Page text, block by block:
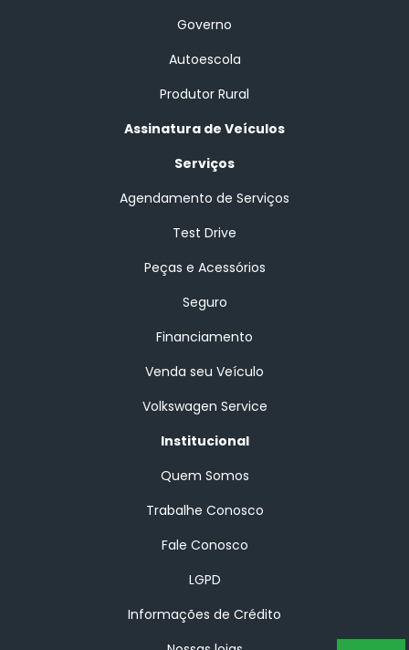
Governo
Autoescola
Produtor Rural
Assinatura de Veículos
Serviços
Agendamento de Serviços
Test Drive
Peças e Acessórios
Seguro
Financiamento
Venda seu Veículo
Volkswagen Service
Institucional
Quem Somos
Trabalhe Conosco
Fale Conosco
LGPD
Informações de Crédito